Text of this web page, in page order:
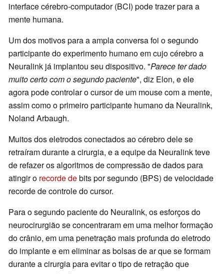
interface cérebro-computador (BCI) pode trazer para a
mente humana.
Um dos motivos para a ampla conversa foi o segundo
participante do experimento humano em cujo cérebro a
Neuralink já implantou seu dispositivo. "Parece ter dado
muito certo com o segundo paciente", diz Elon, e ele
agora pode controlar o cursor de um mouse com a mente,
assim como o primeiro participante humano da Neuralink,
Noland Arbaugh.
Muitos dos eletrodos conectados ao cérebro dele se
retraíram durante a cirurgia, e a equipe da Neuralink teve
de refazer os algoritmos de compressão de dados para
atingir o recorde debits por segundo (BPS) de velocidade
recorde de controle do cursor.
Para o segundo paciente do Neuralink, os esforços do
neurocirurgião se concentraram em uma melhor formação
do crânio, em uma penetração mais profunda do eletrodo
do implante e em eliminar as bolsas de ar que se formam
durante a cirurgia para evitar o tipo de retração que